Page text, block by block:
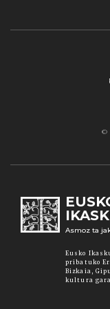
©
Asmoz ta
Eusko
pribatuko
Bizkaia,
kultura
Webgune
nabigatzeko
Guztiz
"konfigurazioa"
cookie politika